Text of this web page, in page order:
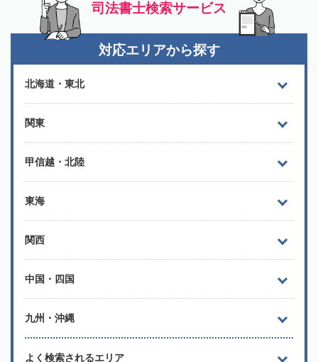
司法書士検索サービス
対応エリアから探す
北海道・東北
関東
甲信越・北陸
東海
関西
中国・四国
九州・沖縄
よく検索されるエリア